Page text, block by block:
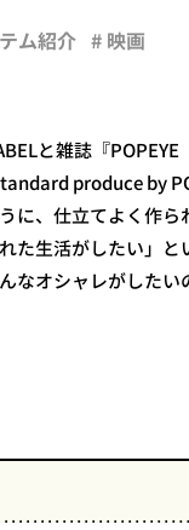
ム紹介 # 映画
と雑誌『
produce by
に、仕立てよく作
た生活がしたい」
なオシャレがした